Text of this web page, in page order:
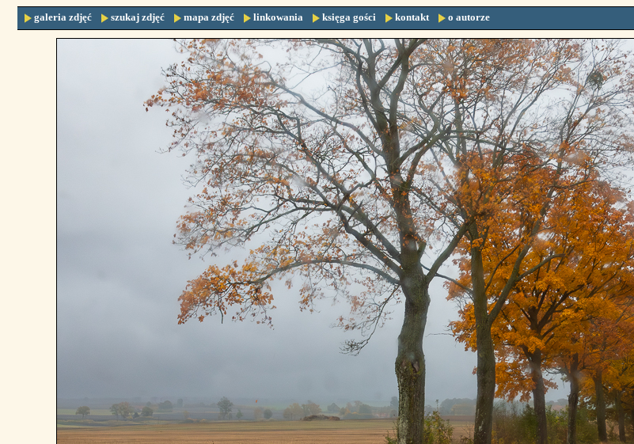
galeria zdjęć szukaj zdjęć mapa zdjęć linkowania księga gości kontakt o autorze